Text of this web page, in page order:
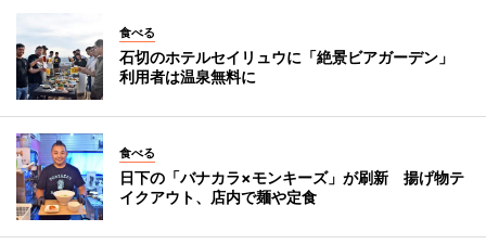
食べる
石切のホテルセイリュウに「絶景ビアガーデン」
利用者は温泉無料に
食べる
日下の「バナカラ×モンキーズ」が刷新 揚げ物テ
イクアウト、店内で麺や定食